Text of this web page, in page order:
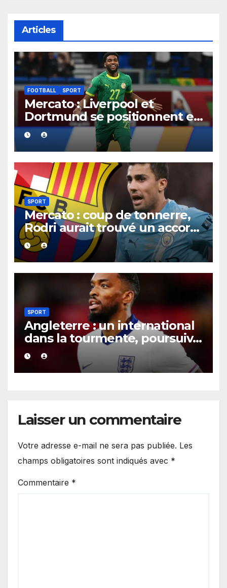
Articles
FOOTBALL SPORT
Mercato : Liverpool et
Dortmund se positionnent en
favoris pour recruter Ibrahim
Mbaye
SPORT
Mercato : coup de tonnerre,
Rodri aurait trouvé un accord
XXL avec le Barça pour un
contrat jusqu’en 2030.
SPORT
Angleterre : un international
dans la tourmente, poursuivi
après une présumée
agression survenue en boîte
de nuit.
Laisser un commentaire
Votre adresse e-mail ne sera pas publiée. Les
champs obligatoires sont indiqués avec *
Commentaire *